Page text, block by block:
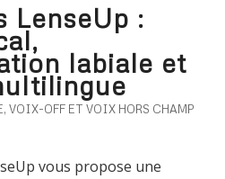
LenseUp :
labiale et
, VOIX-OFF ET VOIX HORS CHAMP
vous propose une